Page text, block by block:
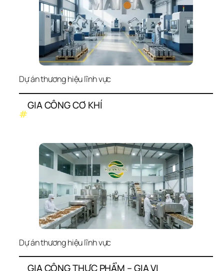
Dự án thương hiệu lĩnh vực
#
GIA CÔNG CƠ KHÍ
Dự án thương hiệu lĩnh vực
GIA CÔNG THỰC PHẨM – GIA VỊ